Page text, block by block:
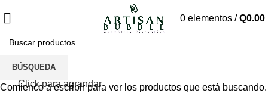
0 elementos / Q0.00
Click para agrandar
BÚSQUEDA
Comience a escribir para ver los productos que está buscando.